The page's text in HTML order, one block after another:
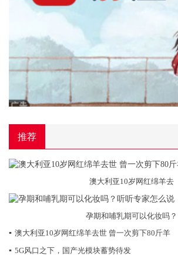
推荐
澳大利亚10岁网红绵羊去
孕期和哺乳期可以化妆吗？
▪ 澳大利亚10岁网红绵羊去世 曾一次剪下80斤羊
▪ 5G风口之下，国产光模块蓄势待发